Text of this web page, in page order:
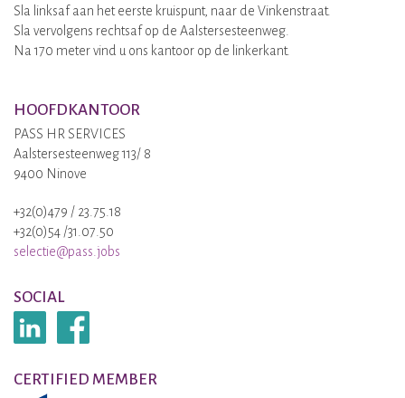
Sla linksaf aan het eerste kruispunt, naar de Vinkenstraat.
Sla vervolgens rechtsaf op de Aalstersesteenweg.
Na 170 meter vind u ons kantoor op de linkerkant.
HOOFDKANTOOR
PASS HR SERVICES
Aalstersesteenweg 113/ 8
9400 Ninove
+32(0)479 / 23.75.18
+32(0)54 /31.07.50
selectie@pass.jobs
SOCIAL
CERTIFIED MEMBER